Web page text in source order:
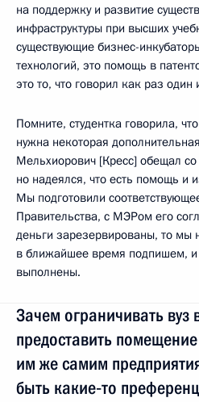
на поддержку и развитие
инфраструктуры при высших
существующие бизнес-
технологий, это помощь в
это то, что говорил как раз один
Помните, студентка говорила,
нужна некоторая
Мельхиорович [Кресс] обещал со
но надеялся, что есть помощь и
Мы подготовили
Правительства, с МЭРом его
деньги зарезервированы, то мы
в ближайшее время подпишем, и
выполнены.
Зачем ограничивать вуз
предоставить
им же самим
быть какие‑то